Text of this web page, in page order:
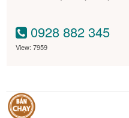
0928 882 345
View: 7959